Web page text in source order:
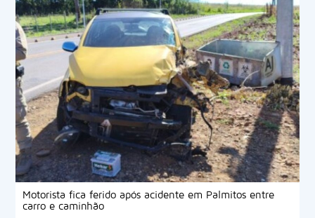
Motorista fica ferido após acidente em Palmitos entre
carro e caminhão